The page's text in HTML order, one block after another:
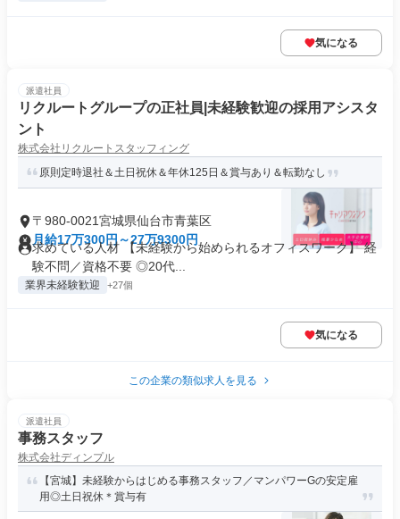
気になる
派遣社員
リクルートグループの正社員|未経験歓迎の採用アシスタ
ント
株式会社リクルートスタッフィング
原則定時退社＆土日祝休＆年休125日＆賞与あり＆転勤なし
〒980-0021宮城県仙台市青葉区
月給17万300円～27万9300円
求めている人材 【未経験から始められるオフィスワーク】 経
験不問／資格不要 ◎20代...
業界未経験歓迎 +27個
気になる
この企業の類似求人を見る
派遣社員
事務スタッフ
株式会社ディンプル
【宮城】未経験からはじめる事務スタッフ／マンパワーGの安定雇
用◎土日祝休＊賞与有